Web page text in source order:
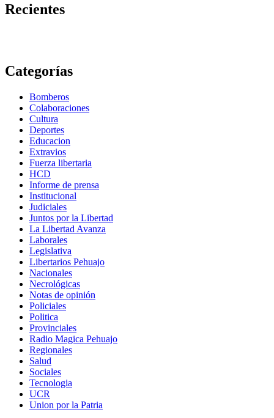
Recientes
Categorías
Bomberos
Colaboraciones
Cultura
Deportes
Educacion
Extravios
Fuerza libertaria
HCD
Informe de prensa
Institucional
Judiciales
Juntos por la Libertad
La Libertad Avanza
Laborales
Legislativa
Libertarios Pehuajo
Nacionales
Necrológicas
Notas de opinión
Policiales
Politica
Provinciales
Radio Magica Pehuajo
Regionales
Salud
Sociales
Tecnologia
UCR
Union por la Patria